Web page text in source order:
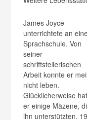
James Joyce
unterrichtete an
Sprachschule. Von
seiner
schriftstellerischen
Arbeit konnte er
nicht leben.
Glücklicherweise
er einige Mäzene,
ihn unterstützten.